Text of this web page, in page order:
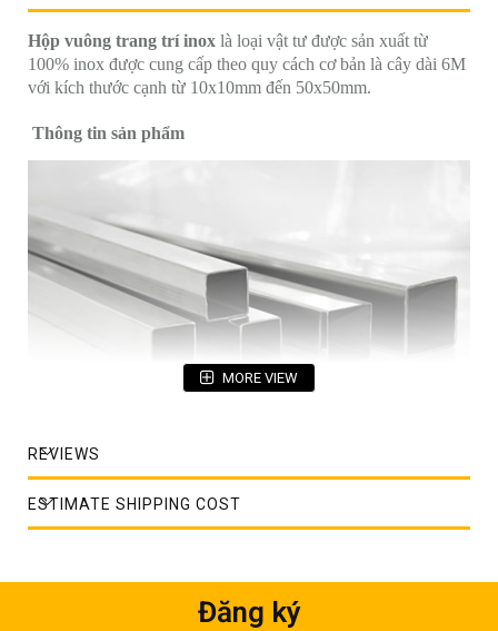
Hộp vuông trang trí inox là loại vật tư được sản xuất từ
100% inox được cung cấp theo quy cách cơ bản là cây dài 6M
với kích thước cạnh từ 10x10mm đến 50x50mm.
Thông tin sản phẩm
Tên sản phẩm: Hộp vuông inox
Độ bóng bề mặt: BA, HL, No.4, Dull
MORE VIEW
REVIEWS
ESTIMATE SHIPPING COST
Đăng ký